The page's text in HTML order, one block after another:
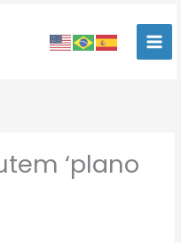
‘plano